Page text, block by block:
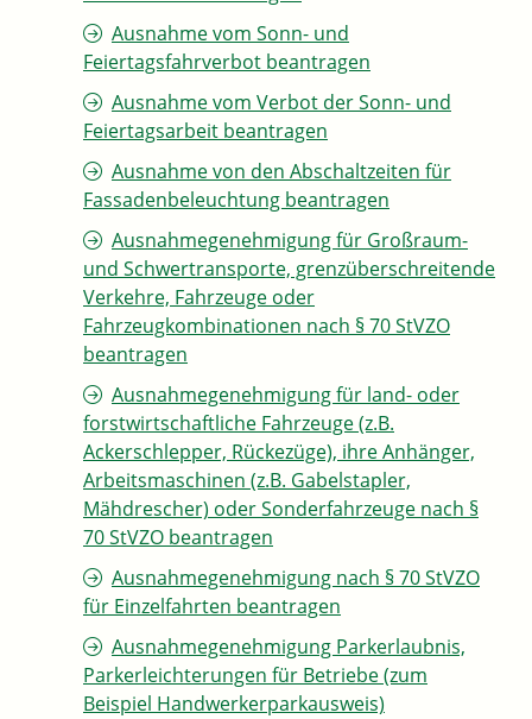
Ausnahme vom Sonn- und
Feiertagsfahrverbot beantragen
Ausnahme vom Verbot der Sonn- und
Feiertagsarbeit beantragen
Ausnahme von den Abschaltzeiten für
Fassadenbeleuchtung beantragen
Ausnahmegenehmigung für Großraum-
und Schwertransporte, grenzüberschreitende
Verkehre, Fahrzeuge oder
Fahrzeugkombinationen nach § 70 StVZO
beantragen
Ausnahmegenehmigung für land- oder
forstwirtschaftliche Fahrzeuge (z.B.
Ackerschlepper, Rückezüge), ihre Anhänger,
Arbeitsmaschinen (z.B. Gabelstapler,
Mähdrescher) oder Sonderfahrzeuge nach §
70 StVZO beantragen
Ausnahmegenehmigung nach § 70 StVZO
für Einzelfahrten beantragen
Ausnahmegenehmigung Parkerlaubnis,
Parkerleichterungen für Betriebe (zum
Beispiel Handwerkerparkausweis)